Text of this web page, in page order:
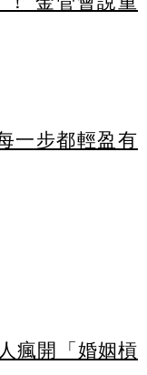
一步都輕盈有
瘋開「婚姻槓